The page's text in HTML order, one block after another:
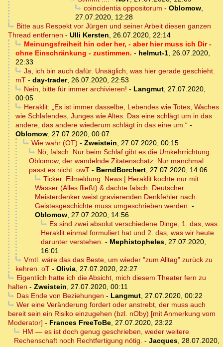
coincidentia oppositorum - Oblomow,
27.07.2020, 12:28
Bitte aus Respekt vor Jürgen und seiner Arbeit diesen ganzen
Thread entfernen - Ulli Kersten, 26.07.2020, 22:14
Meinungsfreiheit hin oder her, - aber hier muss ich Dir -
ohne Einschränkung - zustimmen. - helmut-1, 26.07.2020,
22:33
Ja, ich bin auch dafür. Unsäglich, was hier gerade geschieht.
mT - day-trader, 26.07.2020, 22:53
Nein, bitte für immer archivieren! - Langmut, 27.07.2020,
00:05
Heraklit: „Es ist immer dasselbe, Lebendes wie Totes, Waches
wie Schlafendes, Junges wie Altes. Das eine schlägt um in das
andere, das andere wiederum schlägt in das eine um.“ -
Oblomow, 27.07.2020, 00:07
Wie wahr (OT) - Zweistein, 27.07.2020, 00:15
Nö, falsch. Nur beim Schlaf gibt es die Umkehrrichtung.
Oblomow, der wandelnde Zitatenschatz. Nur manchmal
passt es nicht. owT - BerndBorchert, 27.07.2020, 14:06
Ticker. Eilmeldung. News | Heraklit kochte nur mit
Wasser (Alles fließt) & dachte falsch. Deutscher
Meisterdenker weist gravierenden Denkfehler nach.
Geistesgeschichte muss umgeschrieben werden. -
Oblomow, 27.07.2020, 14:56
Es sind zwei absolut verschiedene Dinge, 1. das, was
Heraklit einmal formuliert hat und 2. das, was wir heute
darunter verstehen. - Mephistopheles, 27.07.2020,
16:01
Vmtl. wäre das das Beste, um wieder "zum Alltag" zurück zu
kehren. oT - Olivia, 27.07.2020, 22:27
Eigentlich hatte ich die Absicht, mich diesem Theater fern zu
halten - Zweistein, 27.07.2020, 00:11
Das Ende von Beziehungen - Langmut, 27.07.2020, 00:22
Wer eine Veränderung fordert oder anstrebt, der muss auch
bereit sein ein Risiko einzugehen (bzl. nOby) [mit Anmerkung vom
Moderator] - Frances FreeToBe, 27.07.2020, 23:22
HM — es ist doch genug geschrieben, weder weitere
Rechenschaft noch Rechtfertigung nötig. - Jacques, 28.07.2020,